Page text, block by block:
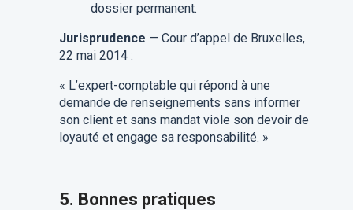
dossier permanent.
Jurisprudence — Cour d’appel de Bruxelles,
22 mai 2014 :
« L’expert-comptable qui répond à une
demande de renseignements sans informer
son client et sans mandat viole son devoir de
loyauté et engage sa responsabilité. »
5. Bonnes pratiques